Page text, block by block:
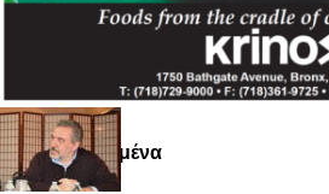
Πιο Διαβασμένα